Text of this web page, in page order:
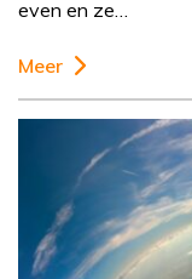
even en ze…
Meer